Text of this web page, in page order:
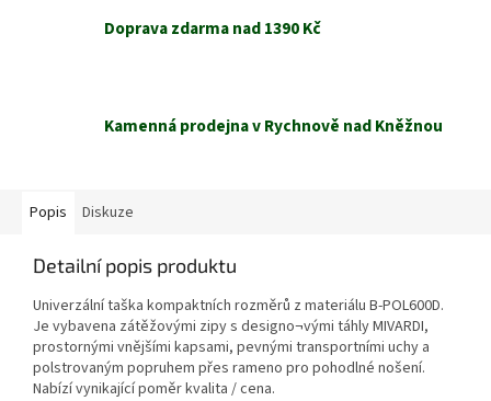
Doprava zdarma nad 1390 Kč
Kamenná prodejna v Rychnově nad Kněžnou
Popis Diskuze
Detailní popis produktu
Univerzální taška kompaktních rozměrů z materiálu B-POL600D.
Je vybavena zátěžovými zipy s designo¬vými táhly MIVARDI,
prostornými vnějšími kapsami, pevnými transportními uchy a
polstrovaným popruhem přes rameno pro pohodlné nošení.
Nabízí vynikající poměr kvalita / cena.